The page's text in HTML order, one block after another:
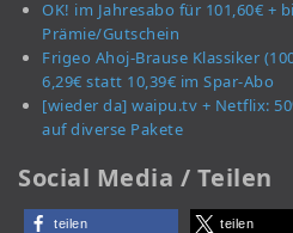
OK! im Jahresabo für 101,60€ +
Prämie/Gutschein
Frigeo Ahoj-Brause Klassiker
6,29€ statt 10,39€ im Spar-Abo
[wieder da] waipu.tv + Netflix:
auf diverse Pakete
Social Media / Teilen
teilen teilen